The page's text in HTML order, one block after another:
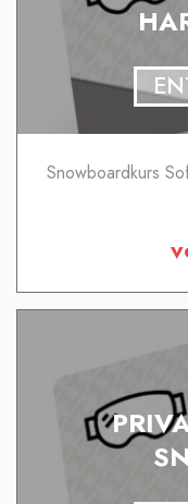
Snowboardkurs